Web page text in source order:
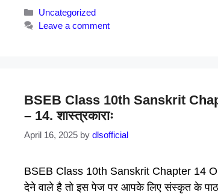
Categories
Uncategorized
Leave a comment
BSEB Class 10th Sanskrit
– 14. शास्त्रकाराः
April 16, 2025 by dlsofficial
BSEB Class 10th Sanskrit Chapter 14
देने वाले है तो इस पेज पर आपके लिए संस्कृत के पाठ